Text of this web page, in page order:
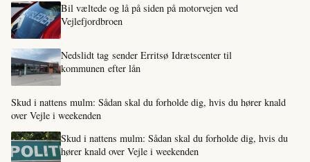
Bil væltede og lå på siden på motorvejen ved
Vejlefjordbroen
Nedslidt tag sender Erritsø Idrætscenter til
kommunen efter lån
Skud i nattens mulm: Sådan skal du forholde dig, hvis du hører knald
over Vejle i weekenden
Skud i nattens mulm: Sådan skal du forholde dig, hvis du
hører knald over Vejle i weekenden